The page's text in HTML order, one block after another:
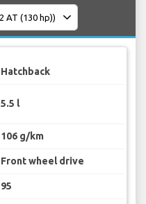
Hatchback
5.5 l
106 g/km
Front wheel drive
95